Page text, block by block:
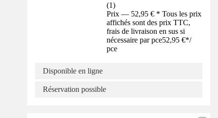
(1)
Prix — 52,95 € * Tous les prix
affichés sont des prix TTC,
frais de livraison en sus si
nécessaire par pce52,95 €*/
pce
Disponible en ligne
Réservation possible